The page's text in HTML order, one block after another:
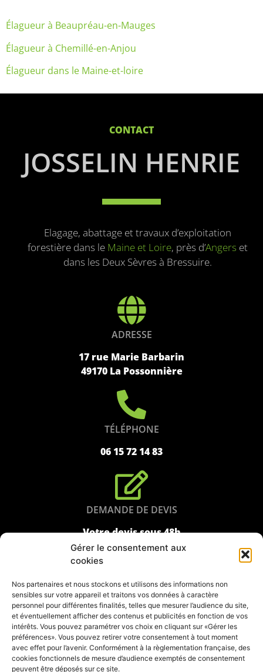
Gérer le consentement aux
cookies
Nos partenaires et nous stockons et utilisons des informations non
sensibles sur votre appareil et traitons vos données à caractère
personnel pour différentes finalités, telles que mesurer l’audience du site,
et éventuellement afficher des contenus et publicités en fonction de vos
intérêts. Vous pouvez paramétrer vos choix en cliquant sur «Gérer les
préférences». Vous pouvez retirer votre consentement à tout moment
avec effet pour l’avenir. Conformément à la règlementation française, des
cookies fonctionnels de mesure d’audience exemptés de consentement
peuvent être déposés sur ce site.
Élagueur à Beaupréau-en-Mauges
Élagueur à Chemillé-en-Anjou
Élagueur dans le Maine-et-loire
CONTACT
JOSSELIN HENRIE
Elagage, abattage et travaux d’exploitation
forestière dans le Maine et Loire, près d’Angers et
dans les Deux Sèvres à Bressuire.
ADRESSE
17 rue Marie Barbarin
49170 La Possonnière
TÉLÉPHONE
06 15 72 14 83
DEMANDE DE DEVIS
Votre devis sous 48h
CONTACT
Contactez-nous